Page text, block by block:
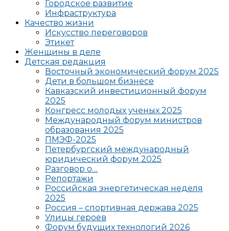
Городское развитие
Инфраструктура
Качество жизни
Искусство переговоров
Этикет
Женщины в деле
Детская редакция
Восточный экономический форум 2025
Дети в большом бизнесе
Кавказский инвестиционный форум
2025
Конгресс молодых ученых 2025
Международный форум министров
образования 2025
ПМЭФ-2025
Петербургский международный
юридический форум 2025
Разговор о…
Репортажи
Российская энергетическая неделя
2025
Россия – спортивная держава 2025
Улицы героев
Форум будущих технологий 2026